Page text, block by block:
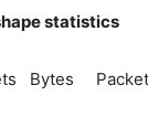
statistics
Bytes